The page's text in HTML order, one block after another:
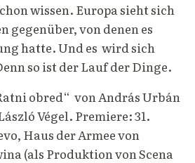
wissen. Europa sieht sich
gegenüber, von denen es
hatte. Und es wird sich
so ist der Lauf der Dinge.
obred“ von András Urbán
Végel. Premiere: 31.
Haus der Armee von
(als Produktion von Scena